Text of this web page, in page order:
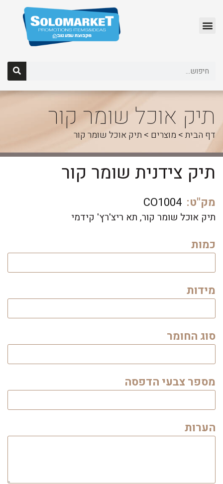
תיק אוכל שומר קור
דף הבית> מוצרים > תיק אוכל שומר קור
תיק צידנית שומר קור
מק"ט: CO1004
תיק אוכל שומר קור, תא ריצ'רץ' קידמי
כמות
מידות
סוג החומר
מספר צבעי הדפסה
הערות